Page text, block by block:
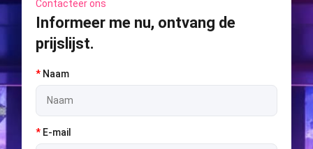
Contacteer ons
Informeer me nu, ontvang de
prijslijst.
* Naam
* E-mail